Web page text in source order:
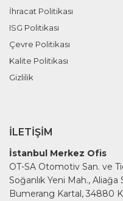
İhracat Politikası
ISG Politikası
Çevre Politikası
Kalite Politikası
Gizlilik
İLETIŞIM
İstanbul Merkez Ofis
OT-SA Otomotiv San. ve
Soğanlık Yeni Mah., Aliağa
Bumerang Kartal, 34880